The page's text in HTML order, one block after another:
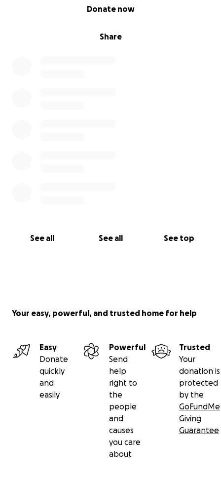
Share
Donate now
See all See all See top
Your easy, powerful, and trusted home for help
Easy
Donate
quickly
and
easily
Powerful
Send
help
right to
the
people
and
causes
you care
about
Trusted
Your
donation is
protected
by the
GoFundMe
Giving
Guarantee